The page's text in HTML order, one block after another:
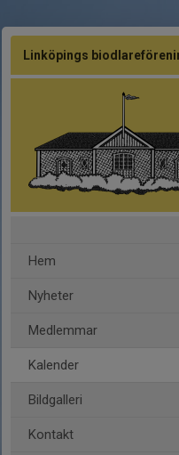
Linköpings
Hem
Nyheter
Medlemmar
Kalender
Bildgalleri
Kontakt